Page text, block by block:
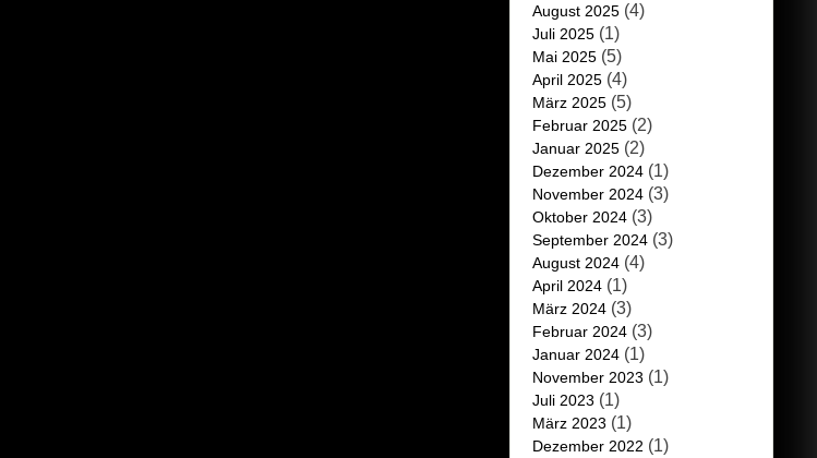
August 2025(4)
Juli 2025(1)
Mai 2025(5)
April 2025(4)
März 2025(5)
Februar 2025(2)
Januar 2025(2)
Dezember 2024(1)
November 2024(3)
Oktober 2024(3)
September 2024(3)
August 2024(4)
April 2024(1)
März 2024(3)
Februar 2024(3)
Januar 2024(1)
November 2023 (1)
Juli 2023 (1)
März 2023 (1)
Dezember 2022 (1)